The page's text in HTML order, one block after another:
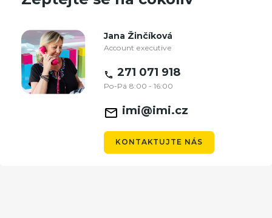
Jana Žinčíková
Account executive
271 071 918
Po-Pá 8:00 - 16:00
imi@imi.cz
KONTAKTUJTE NÁS